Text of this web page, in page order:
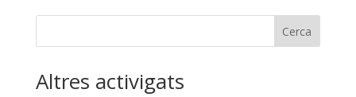
Cerca
Altres activigats